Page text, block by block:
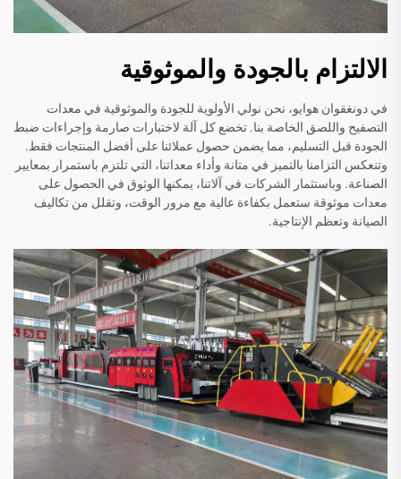
الالتزام بالجودة والموثوقية
في دونغقوان هوايو، نحن نولي الأولوية للجودة والموثوقية في معدات
التصفيح واللصق الخاصة بنا. تخضع كل آلة لاختبارات صارمة وإجراءات ضبط
الجودة قبل التسليم، مما يضمن حصول عملائنا على أفضل المنتجات فقط.
وتنعكس التزامنا بالتميز في متانة وأداء معداتنا، التي تلتزم باستمرار بمعايير
الصناعة. وباستثمار الشركات في آلاتنا، يمكنها الوثوق في الحصول على
معدات موثوقة ستعمل بكفاءة عالية مع مرور الوقت، وتقلل من تكاليف
الصيانة وتعظم الإنتاجية.